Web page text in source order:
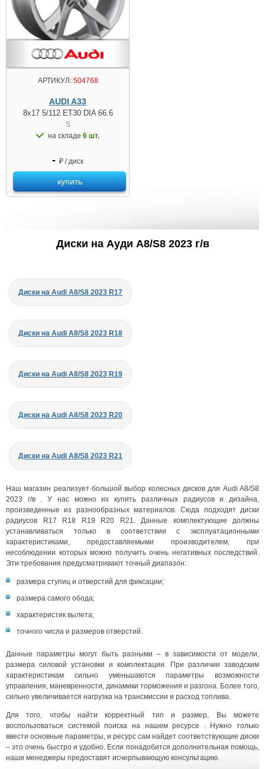
АРТИКУЛ:504768
AUDI A33
8x17 5/112 ET30 DIA 66.6
S
на складе 6 шт.
- ₽ / диск
купить
Диски на Ауди A8/S8 2023 г/в
Диски на Audi A8/S8 2023 R17
Диски на Audi A8/S8 2023 R18
Диски на Audi A8/S8 2023 R19
Диски на Audi A8/S8 2023 R20
Диски на Audi A8/S8 2023 R21
Наш магазин реализует большой выбор колесных дисков для Audi A8/S8
2023 г/в . У нас можно их купить различных радиусов и дизайна,
произведенные из разнообразных материалов. Сюда подходят диски
радиусов R17 R18 R19 R20 R21. Данные комплектующие должны
устанавливаться только в соответствии с эксплуатационными
характеристиками, предоставляемыми производителем, при
несоблюдении которых можно получить очень негативных последствий.
Эти требования предусматривают точный диапазон:
размера ступиц и отверстий для фиксации;
размера самого обода;
характеристик вылета;
точного числа и размеров отверстий.
Данные параметры могут быть разными – в зависимости от модели,
размера силовой установки и комплектации. При различии заводским
характеристикам сильно уменьшаются параметры возможности
управления, маневренности, динамики торможения и разгона. Более того,
сильно увеличивается нагрузка на трансмиссии и расход топлива.
Для того, чтобы найти корректный тип и размер, Вы можете
воспользоваться системой поиска на нашем ресурсе . Нужно только
ввести основные параметры, и ресурс сам найдет соответствующие диски
– это очень быстро и удобно. Если понадобится дополнительная помощь,
наши менеджеры предоставят исчерпывающую консультацию.